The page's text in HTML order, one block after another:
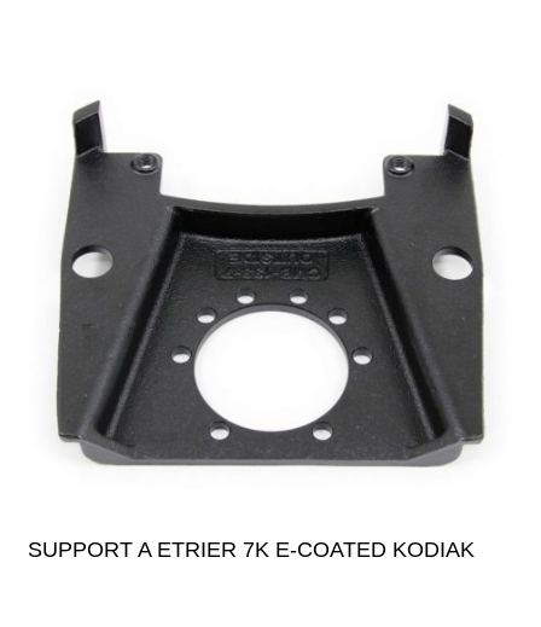
SUPPORT A ETRIER 7K E-COATED KODIAK